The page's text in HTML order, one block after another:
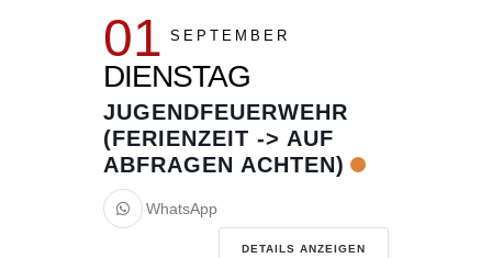
01 SEPTEMBER
DIENSTAG
JUGENDFEUERWEHR
(FERIENZEIT -> AUF
ABFRAGEN ACHTEN)
WhatsApp
DETAILS ANZEIGEN